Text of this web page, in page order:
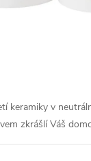
keramiky v
zkrášlí Váš